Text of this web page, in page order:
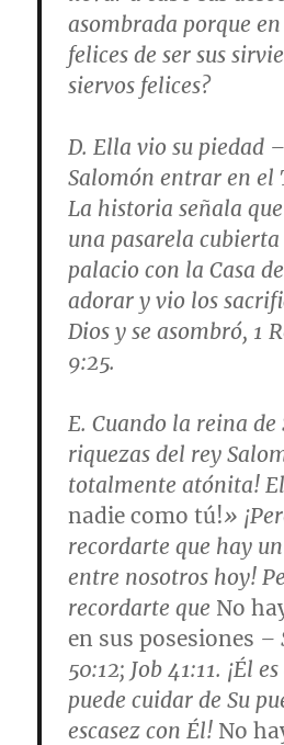
asombrada porque
felices de ser sus
siervos felices?
D. Ella vio su piedad
Salomón entrar en el
La historia señala
una pasarela
palacio con la Casa
adorar y vio los
Dios y se asombró, 1
9:25.
E. Cuando la reina de
riquezas del rey
totalmente atónita!
nadie como tú!»
recordarte que hay
entre nosotros hoy!
recordarte que No
en sus posesiones –
50:12; Job 41:11. ¡Él
puede cuidar de Su
escasez con Él! No